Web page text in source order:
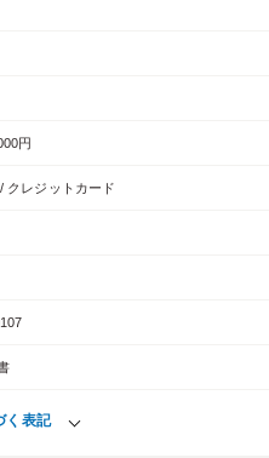
円
クレジットカード
く表記